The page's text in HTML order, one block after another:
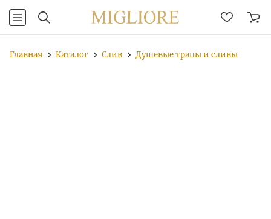
Главная Каталог Слив Душевые трапы и сливы